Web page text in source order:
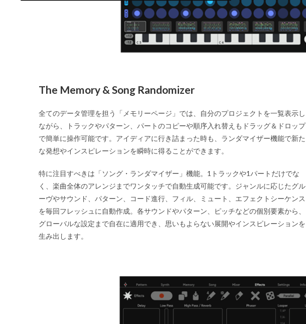
The Memory & Song Randomizer
全てのデータ管理を担う「メモリーページ」では、自分のプロジェクトを一覧表示し
ながら、トラックやパターン、パートのコピーや順序入れ替えもドラッグ＆ドロップ
で簡単に操作可能です。アイディアに行き詰まった時も、ランダマイザー機能で新た
な発想やインスピレーションを瞬時に得ることができます。
特に注目すべきは「ソング・ランダマイザー」機能。1トラックや1パートだけでな
く、楽曲全体のアレンジまでワンタッチで自動生成可能です。ジャンルに応じたグル
ーヴやサウンド、パターン、コード進行、フィル、ミュート、エフェクトシーケンス
を毎回フレッシュに自動作成。各サウンドやパターン、ピッチなどの個別要素から、
グローバルな設定まで自在に適用でき、思いもよらない展開やインスピレーションを
生み出します。